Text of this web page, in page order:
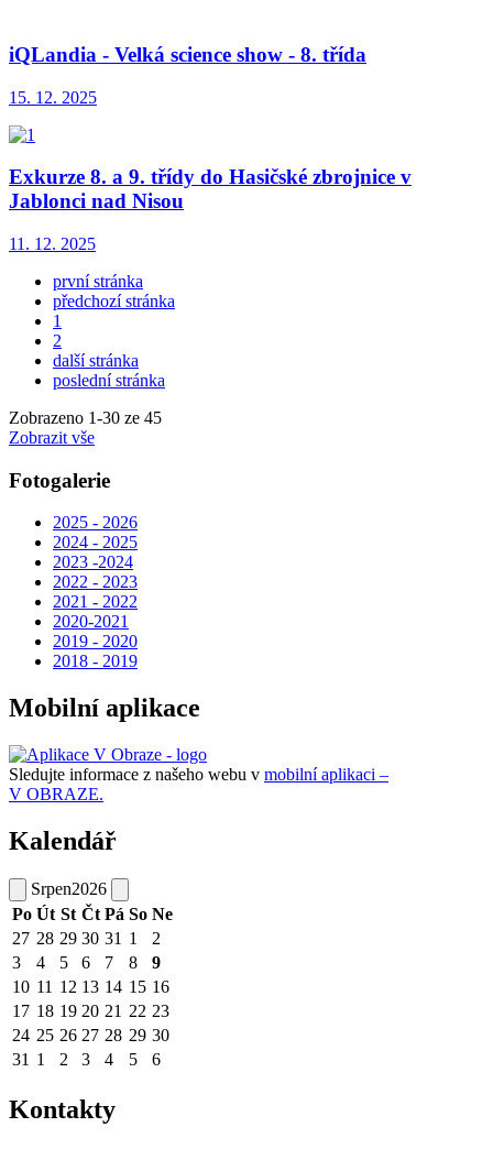
iQLandia - Velká science show - 8. třída
15. 12. 2025
Exkurze 8. a 9. třídy do Hasičské zbrojnice v
Jablonci nad Nisou
11. 12. 2025
první stránka
předchozí stránka
1
2
další stránka
poslední stránka
Zobrazeno 1-30 ze 45
Zobrazit vše
Fotogalerie
2025 - 2026
2024 - 2025
2023 -2024
2022 - 2023
2021 - 2022
2020-2021
2019 - 2020
2018 - 2019
Mobilní aplikace
Sledujte informace z našeho webu v mobilní aplikaci –
V OBRAZE.
Kalendář
Srpen2026
Po Út St Čt Pá So Ne
27 28 29 30 31 1
2
3
4 5 6 7 8
9
10 11 12 13 14 15 16
17 18 19 20 21 22 23
24 25 26 27 28 29 30
31 1 2 3 4 5 6
Kontakty